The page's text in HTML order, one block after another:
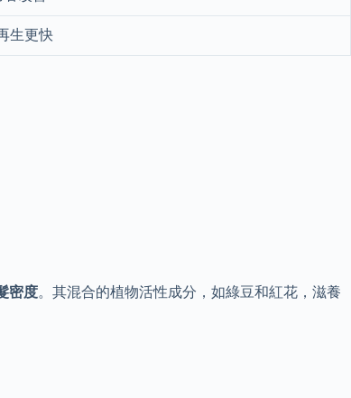
生更快
密度。其混合的植物活性成分，如綠豆和紅花，滋養